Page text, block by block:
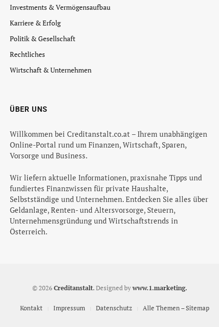
Investments & Vermögensaufbau
Karriere & Erfolg
Politik & Gesellschaft
Rechtliches
Wirtschaft & Unternehmen
ÜBER UNS
Willkommen bei Creditanstalt.co.at – Ihrem unabhängigen
Online-Portal rund um Finanzen, Wirtschaft, Sparen,
Vorsorge und Business.
Wir liefern aktuelle Informationen, praxisnahe Tipps und
fundiertes Finanzwissen für private Haushalte,
Selbstständige und Unternehmen. Entdecken Sie alles über
Geldanlage, Renten- und Altersvorsorge, Steuern,
Unternehmensgründung und Wirtschaftstrends in
Österreich.
© 2026Creditanstalt.Designed bywww.1.marketing.
Kontakt Impressum Datenschutz Alle Themen – Sitemap